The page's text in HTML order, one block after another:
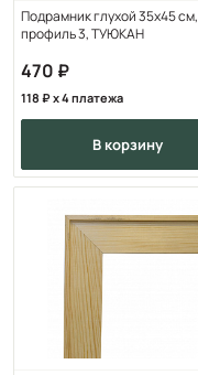
Подрамник глухой 35х45 см,
профиль 3, ТУЮКАН
470
118 x 4 платежа
в корзину